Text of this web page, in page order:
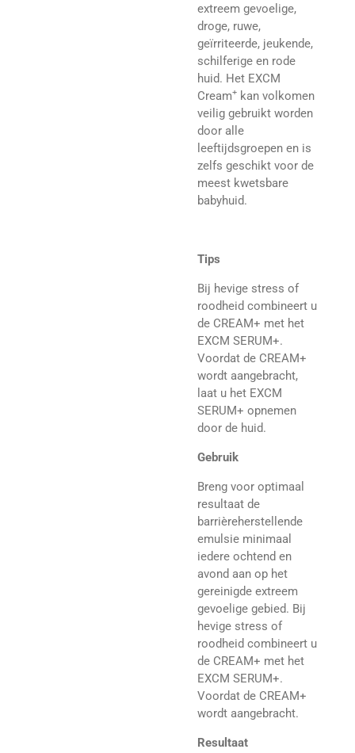
extreem gevoelige,
droge, ruwe,
geïrriteerde, jeukende,
schilferige en rode
huid. Het EXCM
Cream+ kan volkomen
veilig gebruikt worden
door alle
leeftijdsgroepen en is
zelfs geschikt voor de
meest kwetsbare
babyhuid.
Tips
Bij hevige stress of
roodheid combineert u
de CREAM+ met het
EXCM SERUM+.
Voordat de CREAM+
wordt aangebracht,
laat u het EXCM
SERUM+ opnemen
door de huid.
Gebruik
Breng voor optimaal
resultaat de
barrièreherstellende
emulsie minimaal
iedere ochtend en
avond aan op het
gereinigde extreem
gevoelige gebied. Bij
hevige stress of
roodheid combineert u
de CREAM+ met het
EXCM SERUM+.
Voordat de CREAM+
wordt aangebracht.
Resultaat